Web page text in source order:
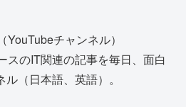
チャンネル）
スのIT関連の記事を毎日、面白
（日本語、英語）。